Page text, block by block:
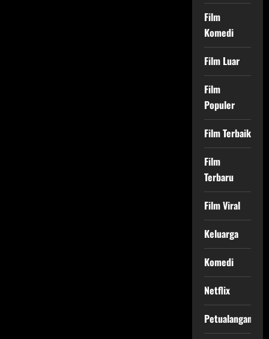
Film
Komedi
Film Luar
Film
Populer
Film Terbaik
Film
Terbaru
Film Viral
Keluarga
Komedi
Netflix
Petualangan